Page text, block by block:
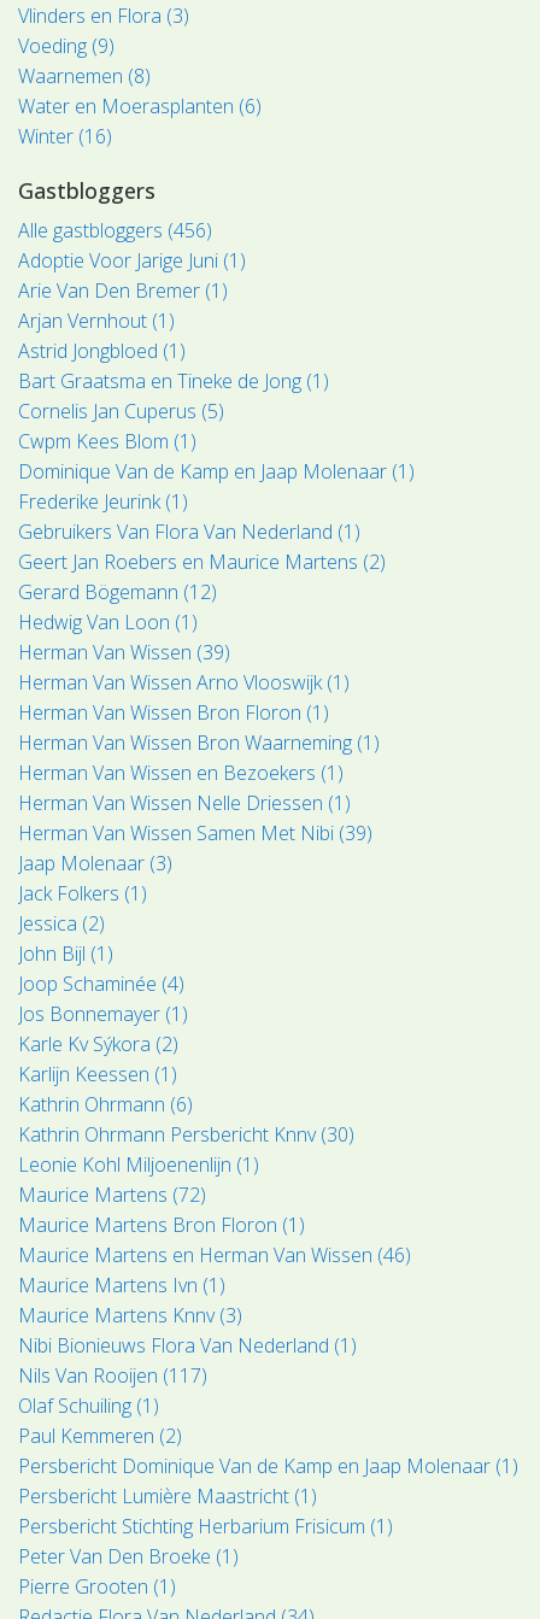
Vlinders en Flora (3)
Voeding (9)
Waarnemen (8)
Water en Moerasplanten (6)
Winter (16)
Gastbloggers
Alle gastbloggers (456)
Adoptie Voor Jarige Juni (1)
Arie Van Den Bremer (1)
Arjan Vernhout (1)
Astrid Jongbloed (1)
Bart Graatsma en Tineke de Jong (1)
Cornelis Jan Cuperus (5)
Cwpm Kees Blom (1)
Dominique Van de Kamp en Jaap Molenaar (1)
Frederike Jeurink (1)
Gebruikers Van Flora Van Nederland (1)
Geert Jan Roebers en Maurice Martens (2)
Gerard Bögemann (12)
Hedwig Van Loon (1)
Herman Van Wissen (39)
Herman Van Wissen Arno Vlooswijk (1)
Herman Van Wissen Bron Floron (1)
Herman Van Wissen Bron Waarneming (1)
Herman Van Wissen en Bezoekers (1)
Herman Van Wissen Nelle Driessen (1)
Herman Van Wissen Samen Met Nibi (39)
Jaap Molenaar (3)
Jack Folkers (1)
Jessica (2)
John Bijl (1)
Joop Schaminée (4)
Jos Bonnemayer (1)
Karle Kv Sýkora (2)
Karlijn Keessen (1)
Kathrin Ohrmann (6)
Kathrin Ohrmann Persbericht Knnv (30)
Leonie Kohl Miljoenenlijn (1)
Maurice Martens (72)
Maurice Martens Bron Floron (1)
Maurice Martens en Herman Van Wissen (46)
Maurice Martens Ivn (1)
Maurice Martens Knnv (3)
Nibi Bionieuws Flora Van Nederland (1)
Nils Van Rooijen (117)
Olaf Schuiling (1)
Paul Kemmeren (2)
Persbericht Dominique Van de Kamp en Jaap Molenaar (1)
Persbericht Lumière Maastricht (1)
Persbericht Stichting Herbarium Frisicum (1)
Peter Van Den Broeke (1)
Pierre Grooten (1)